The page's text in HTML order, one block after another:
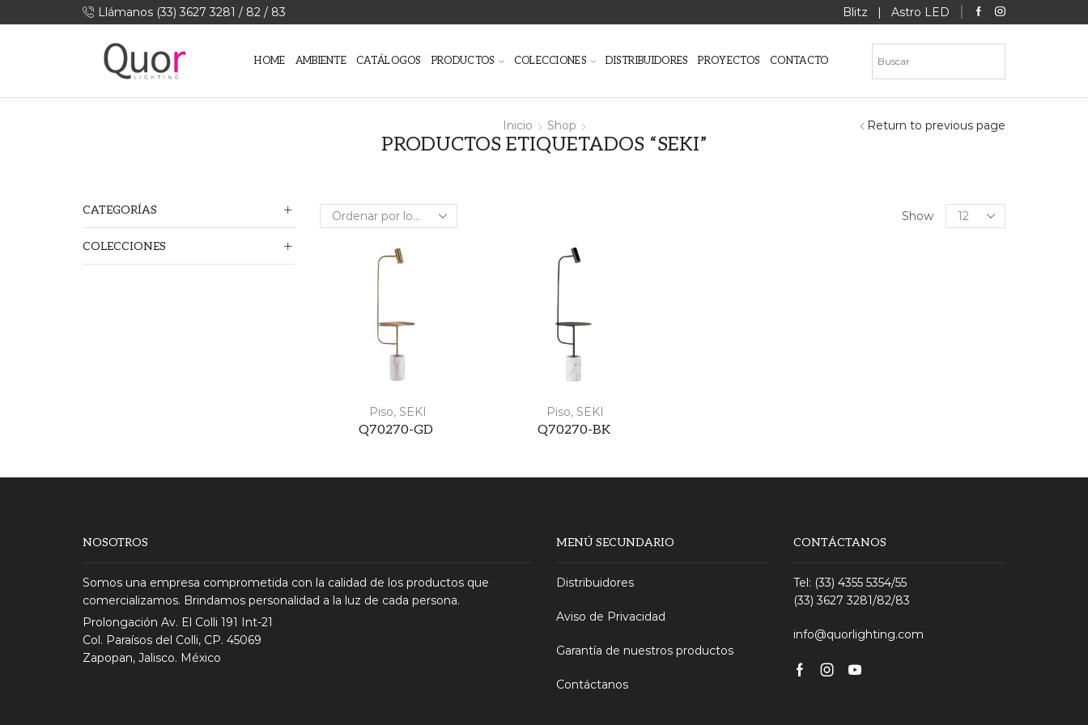
Llámanos (33) 3627 3281 / 82 / 83 Blitz | Astro LED
HOME AMBIENTE CATÁLOGOS PRODUCTOS COLECCIONES DISTRIBUIDORES PROYECTOS CONTACTO
Inicio Shop
PRODUCTOS ETIQUETADOS “SEKI”
Return to previous page
Show
Products
per
Piso, SEKI
Q70270-GD
Piso, SEKI
Q70270-BK
CATEGORÍAS
COLECCIONES
NOSOTROS
Somos una empresa comprometida con la calidad de los productos que
comercializamos. Brindamos personalidad a la luz de cada persona.
Prolongación Av. El Colli 191 Int-21
Col. Paraísos del Colli, CP. 45069
Zapopan, Jalisco. México
MENÚ SECUNDARIO
Distribuidores
Aviso de Privacidad
Garantía de nuestros productos
Contáctanos
CONTÁCTANOS
Tel: (33) 4355 5354/55
(33) 3627 3281/82/83
info@quorlighting.com
Facebook
Instagram
Youtube